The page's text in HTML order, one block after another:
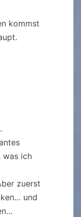
kommst
was ich
zuerst
und